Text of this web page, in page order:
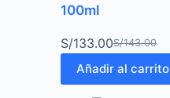
100ml
S/143.00
S/133.00
Añadir al carrito